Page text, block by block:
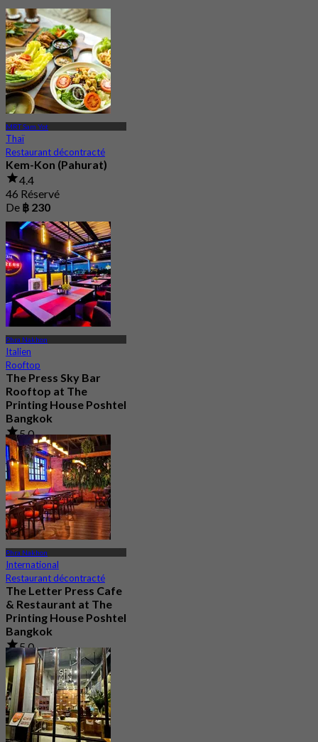
MRT Sam Yot
Thaï
Restaurant décontracté
Kem-Kon (Pahurat)
4.4
46 Réservé
De ฿ 230
Phra Nakhon
Italien
Rooftop
The Press Sky Bar
Rooftop at The
Printing House Poshtel
Bangkok
5.0
204 Réservé
De฿ 622.5
Phra Nakhon
International
Restaurant décontracté
The Letter Press Cafe
& Restaurant at The
Printing House Poshtel
Bangkok
5.0
39 Réservé
De฿ 622.5